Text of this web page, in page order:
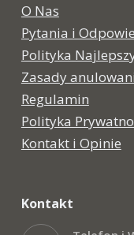
O Nas
Pytania i
Polityka
Zasady
Regulamin
Polityka
Kontakt i Opinie
Kontakt